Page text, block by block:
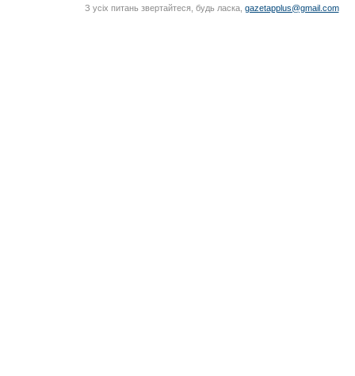
З усіх питань звертайтеся, будь ласка, gazetapplus@gmail.com